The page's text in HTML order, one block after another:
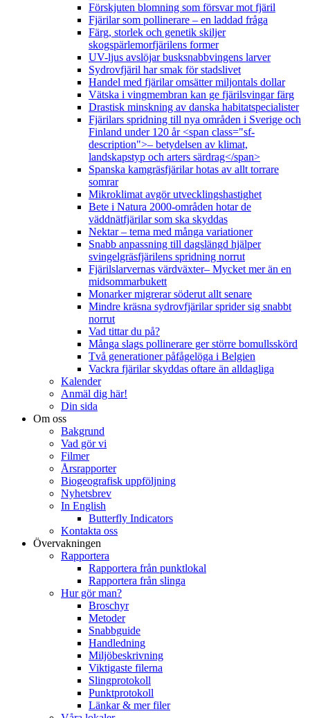
Förskjuten blomning som försvar mot fjäril
Fjärilar som pollinerare – en laddad fråga
Färg, storlek och genetik skiljer
skogspärlemorfjärilens former
UV-ljus avslöjar busksnabbvingens larver
Sydrovfjäril har smak för stadslivet
Handel med fjärilar omsätter miljontals dollar
Vätska i vingmembran kan ge fjärilsvingar färg
Drastisk minskning av danska habitatspecialister
Fjärilars spridning till nya områden i Sverige och
Finland under 120 år <span class="sf-
description">– betydelsen av klimat,
landskapstyp och arters särdrag</span>
Spanska kamgräsfjärilar hotas av allt torrare
somrar
Mikroklimat avgör utvecklingshastighet
Bete i Natura 2000-områden hotar de
väddnätfjärilar som ska skyddas
Nektar – tema med många variationer
Snabb anpassning till dagslängd hjälper
svingelgräsfjärilens spridning norrut
Fjärilslarvernas värdväxter– Mycket mer än en
midsommarbukett
Monarker migrerar söderut allt senare
Mindre kräsna sydrovfjärilar sprider sig snabbt
norrut
Vad tittar du på?
Många slags pollinerare ger större bomullsskörd
Två generationer påfågelöga i Belgien
Vackra fjärilar skyddas oftare än alldagliga
Kalender
Anmäl dig här!
Din sida
Om oss
Bakgrund
Vad gör vi
Filmer
Årsrapporter
Biogeografisk uppföljning
Nyhetsbrev
In English
Butterfly Indicators
Kontakta oss
Övervakningen
Rapportera
Rapportera från punktlokal
Rapportera från slinga
Hur gör man?
Broschyr
Metoder
Snabbguide
Handledning
Miljöbeskrivning
Viktigaste filerna
Slingprotokoll
Punktprotokoll
Länkar & mer filer